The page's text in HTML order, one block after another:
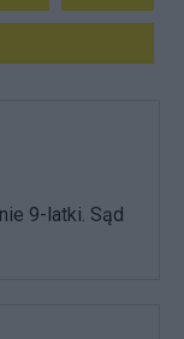
9-latki. Sąd